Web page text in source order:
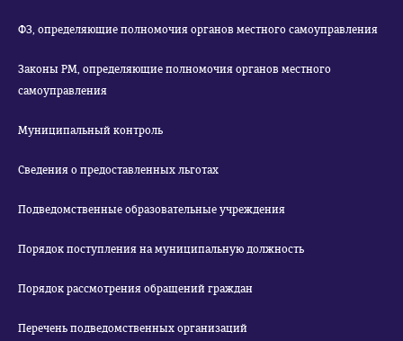
ФЗ, определяющие полномочия органов местного самоуправления
Законы РМ, определяющие полномочия органов местного
самоуправления
Муниципальный контроль
Сведения о предоставленных льготах
Подведомственные образовательные учреждения
Порядок поступления на муниципальную должность
Порядок рассмотрения обращений граждан
Перечень подведомственных организаций